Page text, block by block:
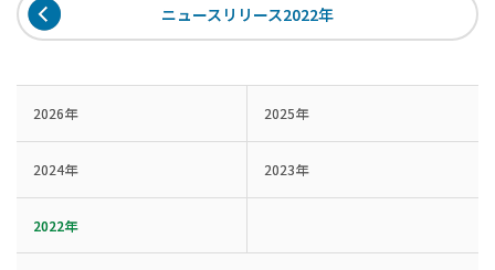
ニュースリリース2022年
2026年 2025年
2024年 2023年
2022年